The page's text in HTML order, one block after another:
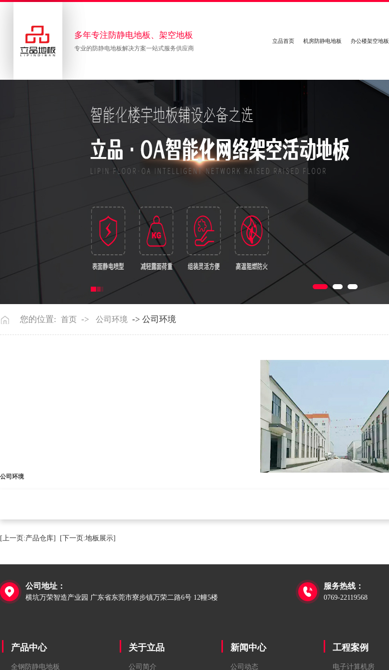
多年专注防静电地板、架空地板
专业的防静电地板解决方案一站式服务供应商
立品首页 机房防静电地板 办公楼架空地板
您的位置: 首页 -> 公司环境 -> 公司环境
公司环境
[上一页:产品仓库] [下一页:地板展示]

公司地址：
横坑万荣智造产业园 广东省东莞市寮步镇万荣二路6号 12幢5楼

服务热线：
0769-22119568
产品中心
全钢防静电地板
关于立品
公司简介
新闻中心
公司动态
工程案例
电子计算机房